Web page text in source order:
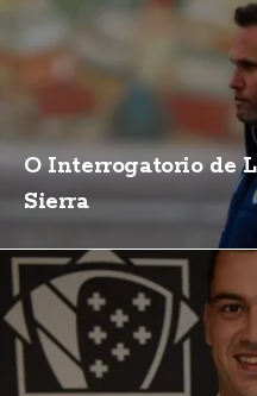
O Interrogatorio de
Sierra